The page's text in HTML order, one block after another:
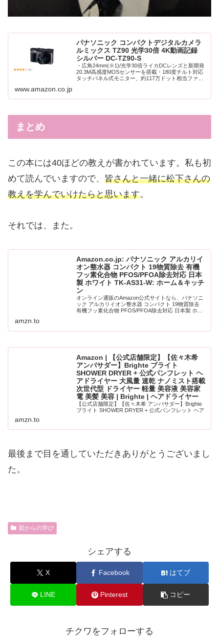
パナソニック コンパクトデジタルカメラ
ルミックス TZ90 光学30倍 4K動画記録
シルバー DC-TZ90-S
・広角24mm(※1)/光学30倍ライカDCレンズと新開発
20.3M高感度MOSセンサーを搭載・180度チルト対応
タッチパネル式モニター、約117万ドット相当ファイ
www.amazon.co.jp
まとめ
この本には40ほどの教えが書かれています。私も初
めて読んでいますので、 皆さんと一緒に松下さんの
教えを学んでいけたらと思います。
それでは、また。
Amazon.co.jp: パナソニック アルカリイ
オン整水器 コンパクト 19物質除去 有機
フッ素化合物 PFOS/PFOA除去対応 日本
製 ホワイト TK-AS31-W: ホーム＆キッチ
ン
オンライン通販のAmazon公式サイトなら、パナソニ
ック アルカリイオン整水器 コンパクト 19物質除去
有機フッ素化合物 PFOS/PFOA除去対応 日本製 ホワ
amzn.to
Amazon | 【公式店舗限定】【佐々木希
アンバサダー】Brighte ブライト
SHOWER DRYER + 公式パンフレット ヘ
アドライヤー 大風量 速乾 ナノミスト搭載
次世代型 ドライヤー 軽量 美容液 美容家
電 美髪 美容 | Brighte | ヘアドライヤー
【公式店舗限定】【佐々木希 アンバサダー】Brighte
ブライト SHOWER DRYER + 公式パンフレット ヘア
イヤーストア...
amzn.to
最後まで目を通していただきありがとうございまし
た。
親からの学び
シェアする
X Facebook はてブ
LINE Pinterest コピー
チクワをフォローする